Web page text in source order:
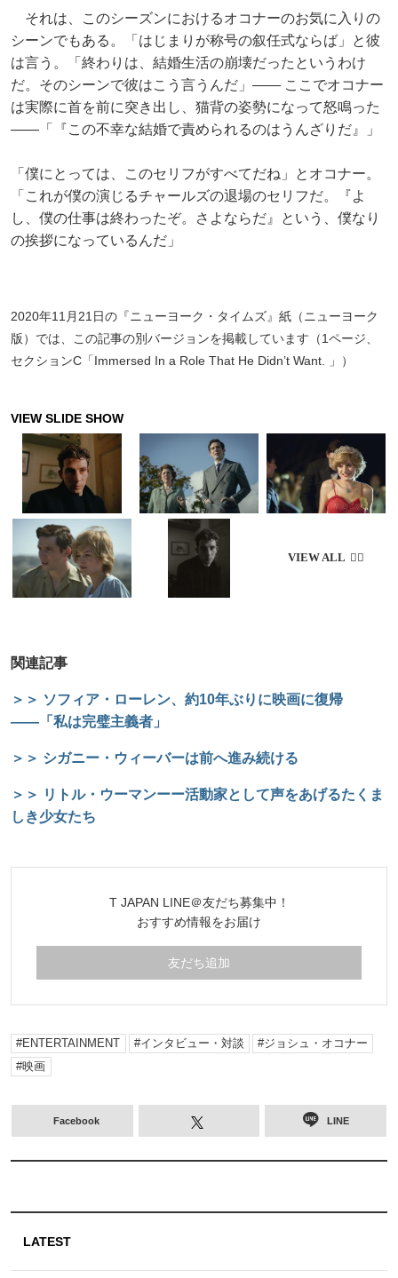
それは、このシーズンにおけるオコナーのお気に入りの
シーンでもある。「はじまりが称号の叙任式ならば」と彼
は言う。「終わりは、結婚生活の崩壊だったというわけ
だ。そのシーンで彼はこう言うんだ」―― ここでオコナー
は実際に首を前に突き出し、猫背の姿勢になって怒鳴った
――「『この不幸な結婚で責められるのはうんざりだ』」
「僕にとっては、このセリフがすべてだね」とオコナー。
「これが僕の演じるチャールズの退場のセリフだ。『よ
し、僕の仕事は終わったぞ。さよならだ』という、僕なり
の挨拶になっているんだ」
2020年11月21日の『ニューヨーク・タイムズ』紙（ニューヨーク
版）では、この記事の別バージョンを掲載しています（1ページ、
セクションC「Immersed In a Role That He Didn’t Want. 」）
関連記事
＞＞ ソフィア・ローレン、約10年ぶりに映画に復帰
――「私は完璧主義者」
＞＞ シガニー・ウィーバーは前へ進み続ける
＞＞ リトル・ウーマンーー活動家として声をあげるたくま
しき少女たち
T JAPAN LINE＠友だち募集中！
おすすめ情報をお届け
友だち追加
ENTERTAINMENT インタビュー・対談
ジョシュ・オコナー
映画
Facebook LINE
LATEST